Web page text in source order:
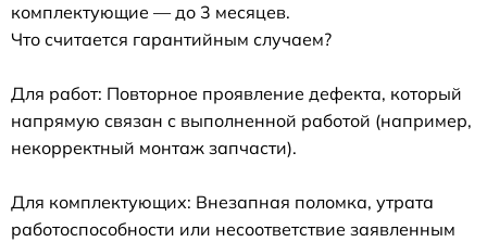
комплектующие — до 3 месяцев.
Что считается гарантийным случаем?
Для работ: Повторное проявление дефекта, который
напрямую связан с выполненной работой (например,
некорректный монтаж запчасти).
Для комплектующих: Внезапная поломка, утрата
работоспособности или несоответствие заявленным